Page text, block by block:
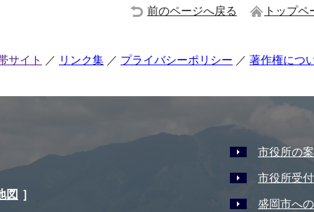
前のページへ戻る トップ
サイト リンク集 プライバシーポリシー 著作権につ
図 ］
市役所の
市役所受
盛岡市へ